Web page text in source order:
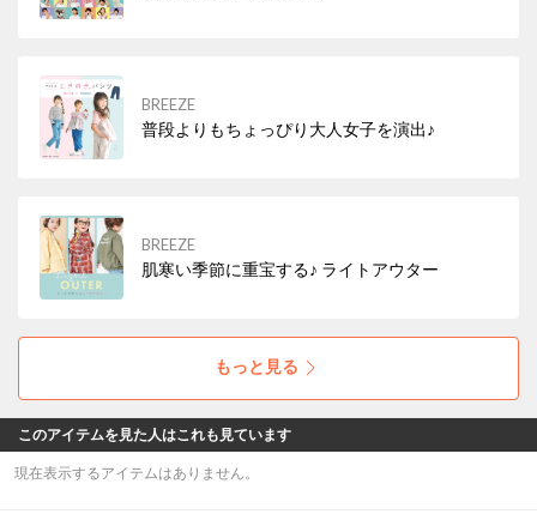
BREEZE
普段よりもちょっぴり大人女子を演出♪
BREEZE
肌寒い季節に重宝する♪ ライトアウター
もっと見る
このアイテムを見た人はこれも見ています
現在表示するアイテムはありません。